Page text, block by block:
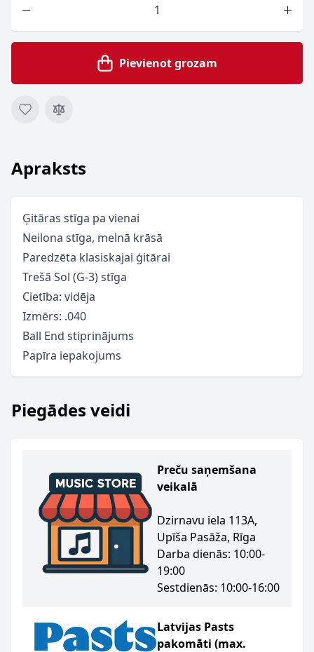
Pievienot grozam
Apraksts
Ģitāras stīga pa vienai
Neilona stīga, melnā krāsā
Paredzēta klasiskajai ģitārai
Trešā Sol (G-3) stīga
Cietība: vidēja
Izmērs: .040
Ball End stiprinājums
Papīra iepakojums
Piegādes veidi
Preču saņemšana
veikalā
Dzirnavu iela 113A,
Upīša Pasāža, Rīga
Darba dienās: 10:00-
19:00
Sestdienās: 10:00-16:00
Latvijas Pasts
pakomāti (max.